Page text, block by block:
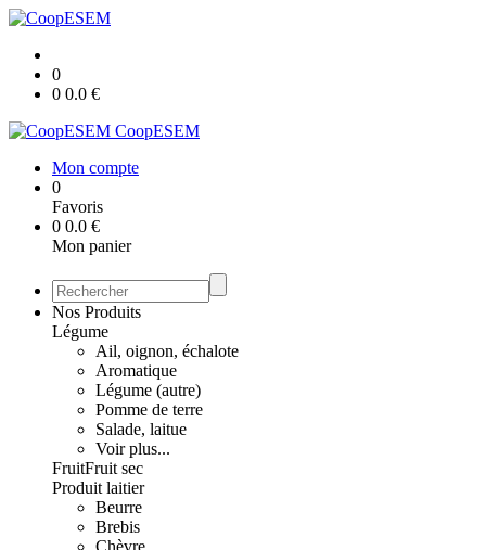
0
0 0.0 €
CoopESEM
Mon compte
0
Favoris
0 0.0 €
Mon panier
Nos Produits
Légume
Ail, oignon, échalote
Aromatique
Légume (autre)
Pomme de terre
Salade, laitue
Voir plus...
FruitFruit sec
Produit laitier
Beurre
Brebis
Chèvre